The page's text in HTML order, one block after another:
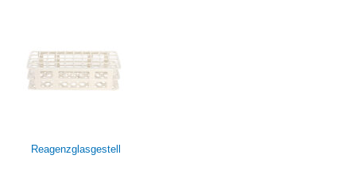
Reagenzglasgestell